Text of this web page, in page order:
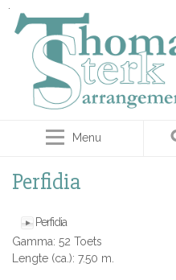
Menu
Perfidia
Perfidia
Gamma: 52 Toets
Lengte (ca.): 7.50 m.